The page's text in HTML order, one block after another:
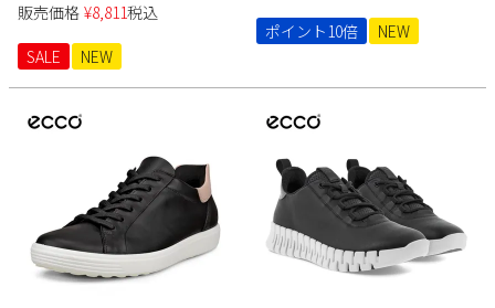
販売価格 ¥8,811税込
SALE
NEW
ポイント10倍
NEW